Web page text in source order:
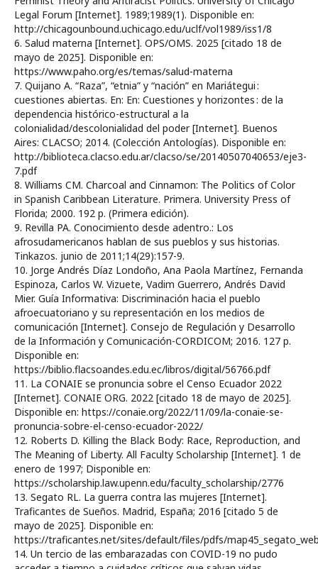
Legal Forum [Internet]. 1989;1989(1). Disponible en:
http://chicagounbound.uchicago.edu/uclf/vol1989/iss1/8
6. Salud materna [Internet]. OPS/OMS. 2025 [citado 18 de
mayo de 2025]. Disponible en:
https://www.paho.org/es/temas/salud-materna
7. Quijano A. “Raza”, “etnia” y “nación” en Mariátegui :
cuestiones abiertas. En: En: Cuestiones y horizontes : de la
dependencia histórico-estructural a la
colonialidad/descolonialidad del poder [Internet]. Buenos
Aires: CLACSO; 2014. (Colección Antologías). Disponible en:
http://biblioteca.clacso.edu.ar/clacso/se/20140507040653/eje3-
7.pdf
8. Williams CM. Charcoal and Cinnamon: The Politics of Color
in Spanish Caribbean Literature. Primera. University Press of
Florida; 2000. 192 p. (Primera edición).
9. Revilla PA. Conocimiento desde adentro.: Los
afrosudamericanos hablan de sus pueblos y sus historias.
Tinkazos. junio de 2011;14(29):157-9.
10. Jorge Andrés Díaz Londoño, Ana Paola Martínez, Fernanda
Espinoza, Carlos W. Vizuete, Vadim Guerrero, Andrés David
Mier. Guía Informativa: Discriminación hacia el pueblo
afroecuatoriano y su representación en los medios de
comunicación [Internet]. Consejo de Regulación y Desarrollo
de la Información y Comunicación-CORDICOM; 2016. 127 p.
Disponible en:
https://biblio.flacsoandes.edu.ec/libros/digital/56766.pdf
11. La CONAIE se pronuncia sobre el Censo Ecuador 2022
[Internet]. CONAIE ORG. 2022 [citado 18 de mayo de 2025].
Disponible en: https://conaie.org/2022/11/09/la-conaie-se-
pronuncia-sobre-el-censo-ecuador-2022/
12. Roberts D. Killing the Black Body: Race, Reproduction, and
The Meaning of Liberty. All Faculty Scholarship [Internet]. 1 de
enero de 1997; Disponible en:
https://scholarship.law.upenn.edu/faculty_scholarship/2776
13. Segato RL. La guerra contra las mujeres [Internet].
Traficantes de Sueños. Madrid, España; 2016 [citado 5 de
mayo de 2025]. Disponible en:
https://traficantes.net/sites/default/files/pdfs/
14. Un tercio de las embarazadas con COVID-19 no pudo